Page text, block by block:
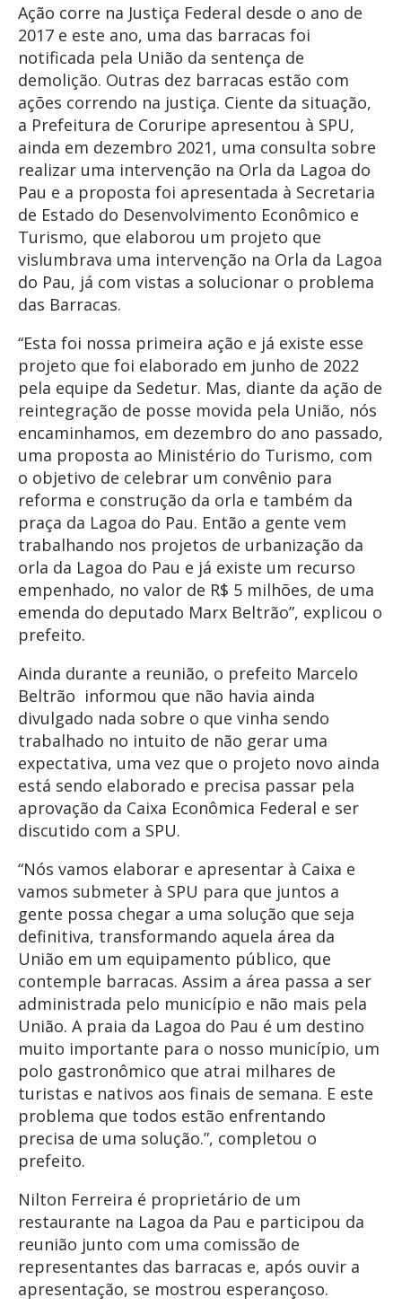
Ação corre na Justiça Federal desde o ano de
2017 e este ano, uma das barracas foi
notificada pela União da sentença de
demolição. Outras dez barracas estão com
ações correndo na justiça. Ciente da situação,
a Prefeitura de Coruripe apresentou à SPU,
ainda em dezembro 2021, uma consulta sobre
realizar uma intervenção na Orla da Lagoa do
Pau e a proposta foi apresentada à Secretaria
de Estado do Desenvolvimento Econômico e
Turismo, que elaborou um projeto que
vislumbrava uma intervenção na Orla da Lagoa
do Pau, já com vistas a solucionar o problema
das Barracas.
“Esta foi nossa primeira ação e já existe esse
projeto que foi elaborado em junho de 2022
pela equipe da Sedetur. Mas, diante da ação de
reintegração de posse movida pela União, nós
encaminhamos, em dezembro do ano passado,
uma proposta ao Ministério do Turismo, com
o objetivo de celebrar um convênio para
reforma e construção da orla e também da
praça da Lagoa do Pau. Então a gente vem
trabalhando nos projetos de urbanização da
orla da Lagoa do Pau e já existe um recurso
empenhado, no valor de R$ 5 milhões, de uma
emenda do deputado Marx Beltrão”, explicou o
prefeito.
Ainda durante a reunião, o prefeito Marcelo
Beltrão informou que não havia ainda
divulgado nada sobre o que vinha sendo
trabalhado no intuito de não gerar uma
expectativa, uma vez que o projeto novo ainda
está sendo elaborado e precisa passar pela
aprovação da Caixa Econômica Federal e ser
discutido com a SPU.
“Nós vamos elaborar e apresentar à Caixa e
vamos submeter à SPU para que juntos a
gente possa chegar a uma solução que seja
definitiva, transformando aquela área da
União em um equipamento público, que
contemple barracas. Assim a área passa a ser
administrada pelo município e não mais pela
União. A praia da Lagoa do Pau é um destino
muito importante para o nosso município, um
polo gastronômico que atrai milhares de
turistas e nativos aos finais de semana. E este
problema que todos estão enfrentando
precisa de uma solução.”, completou o
prefeito.
Nilton Ferreira é proprietário de um
restaurante na Lagoa da Pau e participou da
reunião junto com uma comissão de
representantes das barracas e, após ouvir a
apresentação, se mostrou esperançoso.